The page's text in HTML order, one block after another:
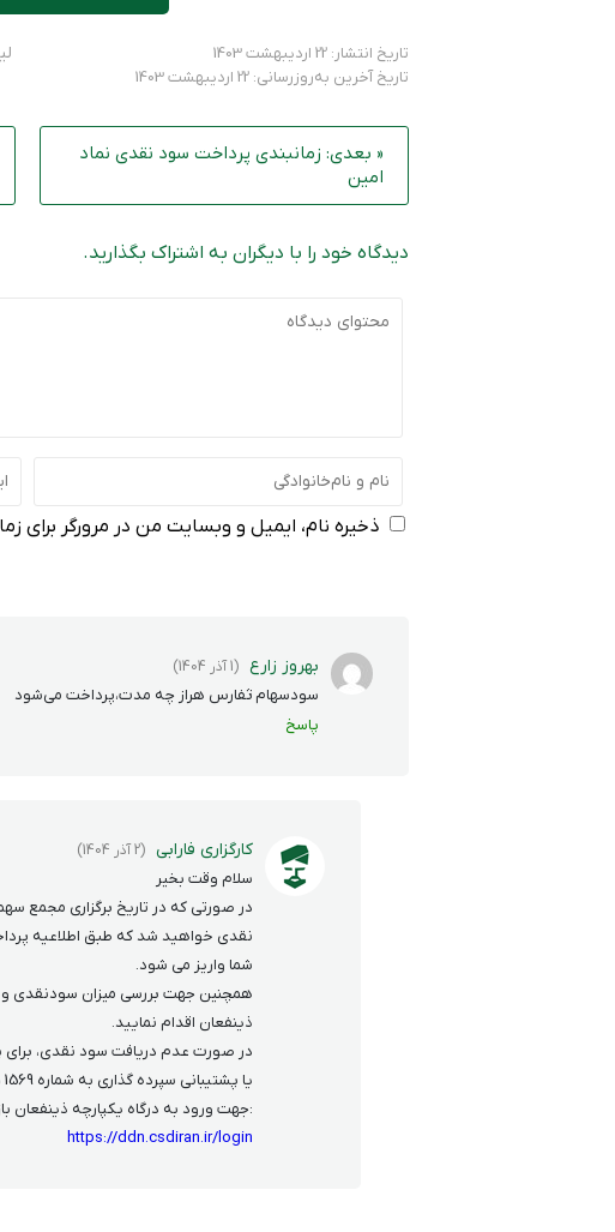
تاریخ انتشار: 22 اردیبهشت 1403
تاریخ آخرین به‌روزرسانی: 22 اردیبهشت 1403
« بعدی: زمانبندی پرداخت سود نقدی نماد
امین
دیدگاه خود را با دیگران به اشتراک بگذارید.
ذخیره نام، ایمیل و وبسایت من در مرورگر برای
بهروز زارع (1 آذر 1404)
سودسهام ثفارس هراز چه مدت،پرداخت می‌شود
پاسخ
کارگزاری فارابی (2 آذر 1404)
سلام وقت بخیر
در صورتی که در تاریخ برگزاری مجمع
نقدی خواهید شد که طبق اطلاعیه
شما واریز می شود.
همچنین جهت بررسی میزان سودنقدی
ذینفعان اقدام نمایید.
در صورت عدم دریافت سود نقدی، برای
یا پشتیبانی سپرده گذاری به شماره 1569 در تماس باشید.
:جهت ورود به درگاه یکپارچه ذینفعان
https://ddn.csdiran.ir/login